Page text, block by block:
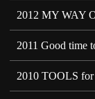
2012 MY WAY
2011 Good time
2010 TOOLS